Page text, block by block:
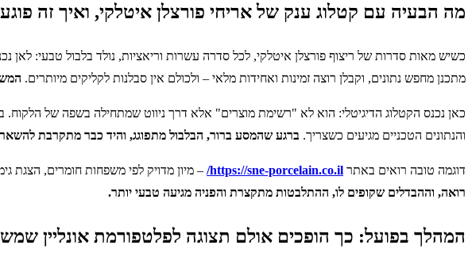
מה הבעיה עם קטלוג ענק של אריחי פורצלן איטלקי, ואיך זה
כשיש מאות סדרות של ריצוף פורצלן איטלקי, לכל סדרה עשרות וריאציות, נולד בלבול טבעי: לאן
מתכנן מחפש נתונים, וקבלן רוצה זמינות ואחידות מלאי – ולכולם אין סבלנות לקליקים מיותרים.
כאן נכנס הקטלוג הדיגיטלי: הוא לא "רשימת מוצרים" אלא דרך ניווט שמתחילה בשפה של הלקוח.
והנתונים הטכניים מגיעים כשצריך. ברגע שהמסע ברור, הבלבול מתפוגג, והיד כבר מתקרבת
דוגמה טובה רואים באתר https://sne-porcelain.co.il/ – מיון מדויק לפי משפחות חומרים, הצגת
רואה, וההבדלים שקופים לו, ההתלבטות מתקצרת והפניה מגיעה טבעי יותר.
המהלך בפועל: כך הופכים אולם תצוגה לפלטפורמת אונליין